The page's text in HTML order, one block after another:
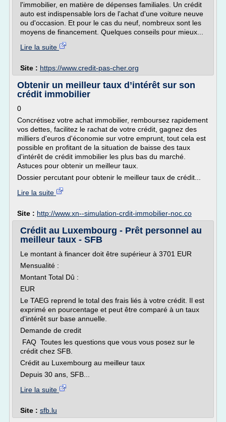
l'immobilier, en matière de dépenses familiales. Un crédit
auto est indispensable lors de l'achat d'une voiture neuve
ou d'occasion. Et pour le cas du neuf, nombreux sont les
moyens de financement. Quelques conseils pour mieux...
Lire la suite
Site : https://www.credit-pas-cher.org
Obtenir un meilleur taux d’intérêt sur son
crédit immobilier
0
Concrétisez votre achat immobilier, remboursez rapidement
vos dettes, facilitez le rachat de votre crédit, gagnez des
milliers d'euros d'économie sur votre emprunt, tout cela est
possible en profitant de la situation de baisse des taux
d'intérêt de crédit immobilier les plus bas du marché.
Astuces pour obtenir un meilleur taux.
Dossier percutant pour obtenir le meilleur taux de crédit...
Lire la suite
Site : http://www.xn--simulation-crdit-immobilier-noc.co
Crédit au Luxembourg - Prêt personnel au
meilleur taux - SFB
Le montant à financer doit être supérieur à 3701 EUR
Mensualité :
Montant Total Dû :
EUR
Le TAEG reprend le total des frais liés à votre crédit. Il est
exprimé en pourcentage et peut être comparé à un taux
d'intérêt sur base annuelle.
Demande de credit
FAQ Toutes les questions que vous vous posez sur le
crédit chez SFB.
Crédit au Luxembourg au meilleur taux
Depuis 30 ans, SFB...
Lire la suite
Site : sfb.lu